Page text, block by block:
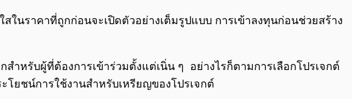
/ 0:00
ในราคาที่ถูกก่อนจะเปิดตัวอย่างเต็มรูปแบบ การเข้าลงทุนก่อนช่วยสร้าง
ำหรับผู้ที่ต้องการเข้าร่วมตั้งแต่เนิ่น ๆ อย่างไรก็ตามการเลือกโปรเจกต์
โยชน์การใช้งานสำหรับเหรียญของโปรเจกต์